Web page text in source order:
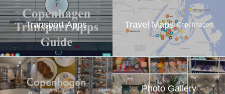
Transport Apps Travel Maps. Copenhagen
. Photo Gallery